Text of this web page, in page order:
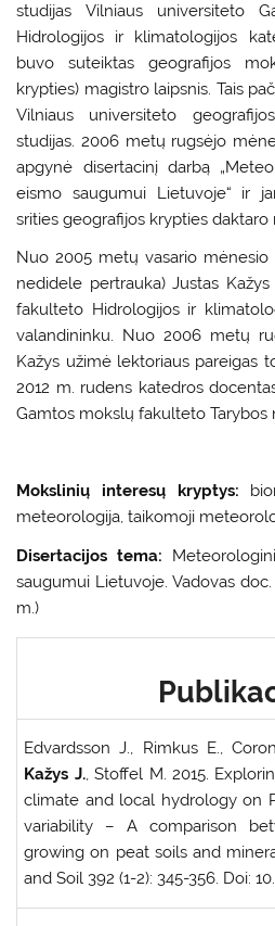
studijas Vilniaus universiteto
Hidrologijos ir klimatologijos
buvo suteiktas geografijos
krypties) magistro laipsnis. Tais
Vilniaus universiteto
studijas. 2006 metų rugsėjo
apgynė disertacinį darbą
eismo saugumui Lietuvoje“ ir
srities geografijos krypties daktaro
Nuo 2005 metų vasario
nedidele pertrauka) Justas
fakulteto Hidrologijos ir
valandininku. Nuo 2006 metų
Kažys užimė lektoriaus pareigas
2012 m. rudens katedros
Gamtos mokslų fakulteto Tarybos
Mokslinių interesų kryptys:
meteorologija, taikomoji
Disertacijos tema:
saugumui Lietuvoje. Vadovas
m.)
Edvardsson J., Rimkus E.,
Kažys J., Stoffel M. 2015.
climate and local hydrology on
variability – A comparison
growing on peat soils and
and Soil 392 (1-2): 345-356. Doi: